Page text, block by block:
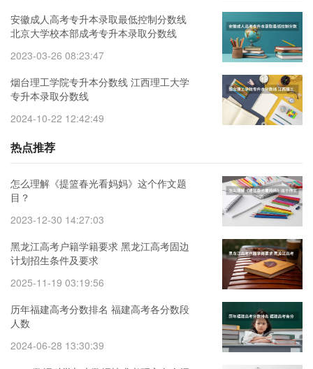
安徽成人高考专升本录取最低控制分数线
北京大学校本部成考专升本录取分数线
2023-03-26 08:23:47
烟台理工学院专升本分数线 江西理工大学
专升本录取分数线
2024-10-22 12:42:49
热点推荐
怎么理解《提篮春光看妈妈》这个作文题
目？
2023-12-30 14:27:03
黑龙江高考户籍学籍要求 黑龙江高考固边
计划招生条件及要求
2025-11-19 03:19:56
历年福建高考分数排名 福建高考各分数段
人数
2024-06-28 13:30:39